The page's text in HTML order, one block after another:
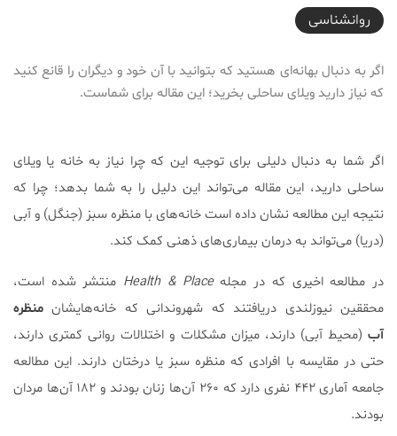
2017-10-17T13:05:58+03:30
روانشناسی
اگر به دنبال بهانه‌ای هستید که بتوانید با آن خود و دیگران را قانع کنید
که نیاز دارید ویلای ساحلی بخرید؛ این مقاله برای شماست.
اگر شما به دنبال دلیلی برای توجیه این که چرا نیاز به خانه یا ویلای
ساحلی دارید، این مقاله می‌تواند این دلیل را به شما بدهد؛ چرا که
نتیجه این مطالعه نشان داده است خانه‌های با منظره سبز (جنگل) و آبی
(دریا) می‌‎تواند به درمان بیماری‌های ذهنی کمک کند.
در مطالعه اخیری که در مجلهHealth & Place منتشر شده است،
محققین نیوزلندی دریافتند که شهروندانی که خانه‌هایشان منظره
آب (محیط آبی) دارند، میزان مشکلات و اختلالات روانی کمتری دارند،
حتی در مقایسه با افرادی که منظره سبز یا درختان دارند. این مطالعه
جامعه آماری ۴۴۲ نفری دارد که ۲۶۰ آن‌ها زنان بودند و ۱۸۲ ‌آن‌‌ها مردان
بودند.